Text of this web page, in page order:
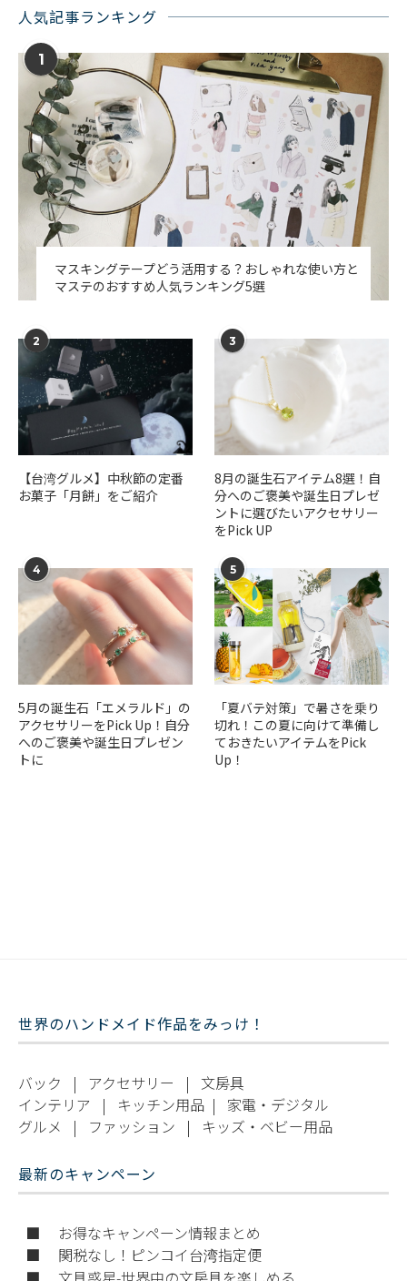
人気記事ランキング
1
マスキングテープどう活用する？おしゃれな使い方と
マステのおすすめ人気ランキング5選
2
【台湾グルメ】中秋節の定番
お菓子「月餅」をご紹介
3
​​8月の誕生石アイテム8選！自
分へのご褒美や誕生日プレゼ
ントに選びたいアクセサリー
をPick UP
4
5月の誕生石「エメラルド」の
アクセサリーをPick Up！自分
へのご褒美や誕生日プレゼン
トに
5
「夏バテ対策」で暑さを乗り
切れ！この夏に向けて準備し
ておきたいアイテムをPick
Up！
世界のハンドメイド作品をみっけ！
バック | アクセサリー | 文房具
インテリア | キッチン用品 | 家電・デジタル
グルメ | ファッション | キッズ・ベビー用品
最新のキャンペーン
■ お得なキャンペーン情報まとめ
■ 関税なし！ピンコイ台湾指定便